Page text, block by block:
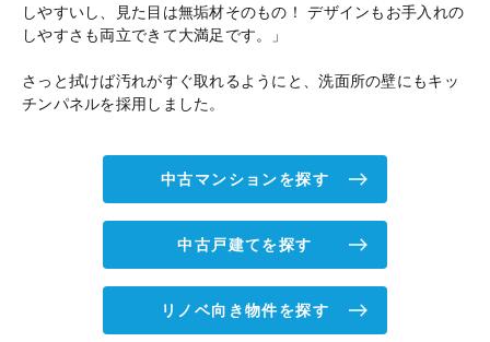
しやすいし、見た目は無垢材そのもの！ デザインもお手入れの
しやすさも両立できて大満足です。」
さっと拭けば汚れがすぐ取れるようにと、洗面所の壁にもキッ
チンパネルを採用しました。
中古マンションを探す
中古戸建てを探す
リノベ向き物件を探す